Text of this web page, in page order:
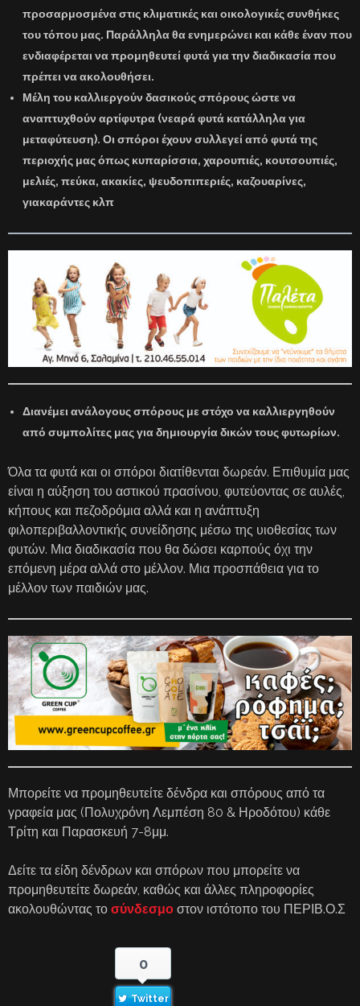
προσαρμοσμένα στις κλιματικές και οικολογικές συνθήκες
του τόπου μας. Παράλληλα θα ενημερώνει και κάθε έναν που
ενδιαφέρεται να προμηθευτεί φυτά για την διαδικασία που
πρέπει να ακολουθήσει.
Μέλη του καλλιεργούν δασικούς σπόρους ώστε να
αναπτυχθούν αρτίφυτρα (νεαρά φυτά κατάλληλα για
μεταφύτευση). Οι σπόροι έχουν συλλεγεί από φυτά της
περιοχής μας όπως κυπαρίσσια, χαρουπιές, κουτσουπιές,
μελιές, πεύκα, ακακίες, ψευδοπιπεριές, καζουαρίνες,
γιακαράντες κλπ
Διανέμει ανάλογους σπόρους με στόχο να καλλιεργηθούν
από συμπολίτες μας για δημιουργία δικών τους φυτωρίων.
Όλα τα φυτά και οι σπόροι διατίθενται δωρεάν. Επιθυμία μας
είναι η αύξηση του αστικού πρασίνου, φυτεύοντας σε αυλές,
κήπους και πεζοδρόμια αλλά και η ανάπτυξη
φιλοπεριβαλλοντικής συνείδησης μέσω της υιοθεσίας των
φυτών. Μια διαδικασία που θα δώσει καρπούς όχι την
επόμενη μέρα αλλά στο μέλλον. Μια προσπάθεια για το
μέλλον των παιδιών μας.
Μπορείτε να προμηθευτείτε δένδρα και σπόρους από τα
γραφεία μας (Πολυχρόνη Λεμπέση 80 & Ηροδότου) κάθε
Τρίτη και Παρασκευή 7-8μμ.
Δείτε τα είδη δένδρων και σπόρων που μπορείτε να
προμηθευτείτε δωρεάν, καθώς και άλλες πληροφορίες
ακολουθώντας το σύνδεσμο στον ιστότοπο του ΠΕΡΙΒ.Ο.Σ
0
Twitter